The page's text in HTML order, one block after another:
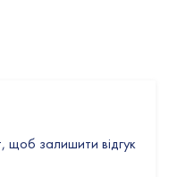
щоб залишити відгук